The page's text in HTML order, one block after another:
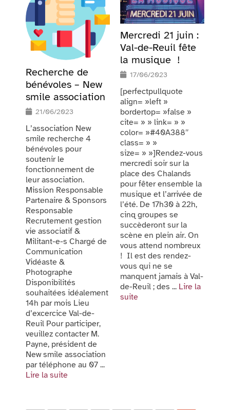
Recherche de
bénévoles – New
smile association
21/06/2023
L’association New
smile recherche 4
bénévoles pour
soutenir le
fonctionnement de
leur association.
Mission Responsable
Partenaire & Sponsors
Responsable
Recrutement gestion
vie associatif &
Militant-e-s Chargé de
Communication
Vidéaste &
Photographe
Disponibilités
souhaitées idéalement
14h par mois Lieu
d’excercice Val-de-
Reuil Pour participer,
veuillez contacter M.
Payne, président de
New smile association
par téléphone au 07 ...
Lire la suite
Mercredi 21 juin :
Val-de-Reuil fête
la musique !
17/06/2023
[perfectpullquote
align= »left »
bordertop= »false »
cite= » » link= » »
color= »#40A388″
class= » »
size= » »]Rendez-vous
mercredi soir sur la
place des Chalands
pour fêter ensemble la
musique et l’arrivée de
l’été. De 17h30 à 22h,
cinq groupes se
succèderont sur la
scène en plein air. On
vous attend nombreux
! Il est des rendez-
vous qui ne se
manquent jamais à Val-
de-Reuil ; des ... Lire la
suite